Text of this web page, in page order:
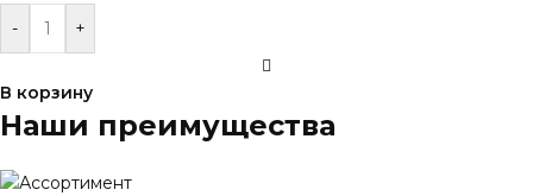
-
+
В корзину
Наши преимущества